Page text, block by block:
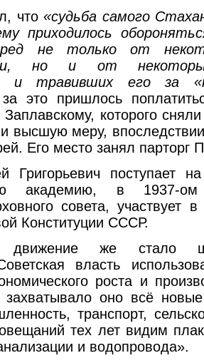
что«судьба самого
приходилось
не только от
но и от
и травивших его за
это пришлось
которого
высшую меру,
Его место занял парторг
Григорьевич поступает
академию, в 1937-ом
совета, участвует
Конституции СССР.
движение же стало
власть
роста и
оно всё
транспорт,
тех лет видим
и водопровода».